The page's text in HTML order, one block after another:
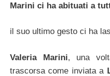
Marini ci ha abituati a
il suo ultimo gesto ci ha
Valeria Marini, una
trascorsa come inviata a